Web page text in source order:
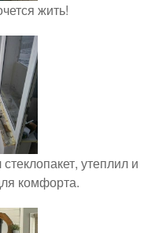
жить!
утеплил и
комфорта.